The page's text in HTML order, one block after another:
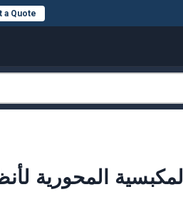
a Quote